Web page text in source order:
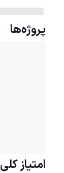
پروژه‌ها
امتیاز کلی